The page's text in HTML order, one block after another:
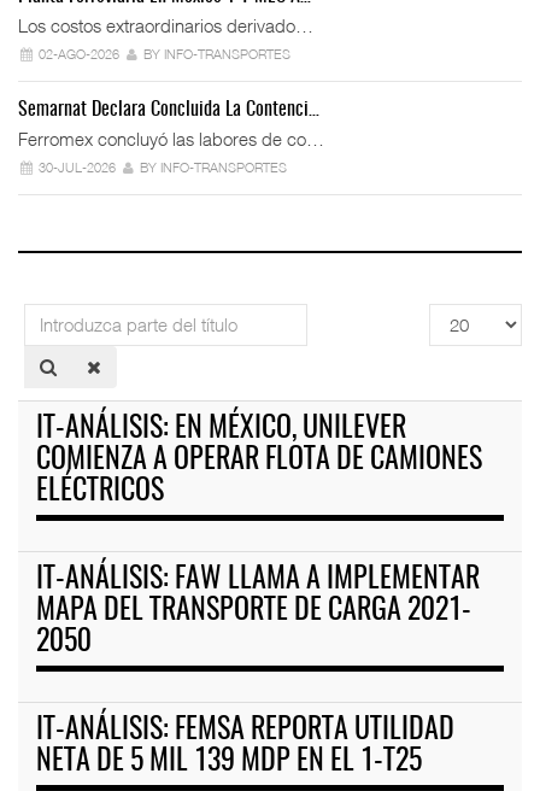
Los costos extraordinarios derivado…
02-AGO-2026 BY INFO-TRANSPORTES
Semarnat Declara Concluida La Contenci…
Ferromex concluyó las labores de co…
30-JUL-2026 BY INFO-TRANSPORTES
Introduzca
parte
del
Cantidad
a
IT-ANÁLISIS: EN MÉXICO, UNILEVER
COMIENZA A OPERAR FLOTA DE CAMIONES
ELÉCTRICOS
IT-ANÁLISIS: FAW LLAMA A IMPLEMENTAR
MAPA DEL TRANSPORTE DE CARGA 2021-
2050
IT-ANÁLISIS: FEMSA REPORTA UTILIDAD
NETA DE 5 MIL 139 MDP EN EL 1-T25